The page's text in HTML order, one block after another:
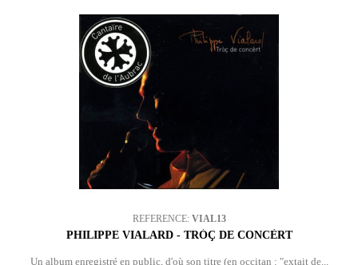
REFERENCE: VIAL13
PHILIPPE VIALARD - TRÒÇ DE CONCÈRT
Un album enregistré en public, d'où son titre (en occitan : "extait de...